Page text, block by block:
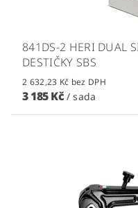
841DS-2 HERI DUAL
DESTIČKY SBS
2 632,23 Kč bez DPH
3 185 Kč / sada